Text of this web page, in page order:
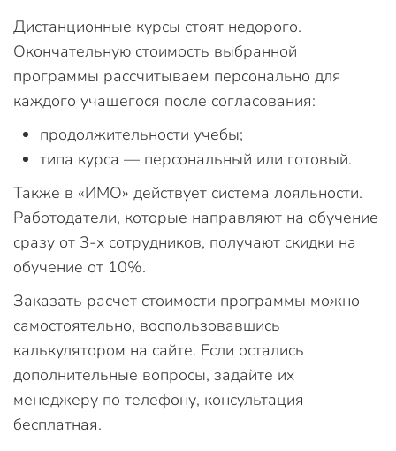
Дистанционные курсы стоят недорого.
Окончательную стоимость выбранной
программы рассчитываем персонально для
каждого учащегося после согласования:
продолжительности учебы;
типа курса — персональный или готовый.
Также в «ИМО» действует система лояльности.
Работодатели, которые направляют на обучение
сразу от 3-х сотрудников, получают скидки на
обучение от 10%.
Заказать расчет стоимости программы можно
самостоятельно, воспользовавшись
калькулятором на сайте. Если остались
дополнительные вопросы, задайте их
менеджеру по телефону, консультация
бесплатная.